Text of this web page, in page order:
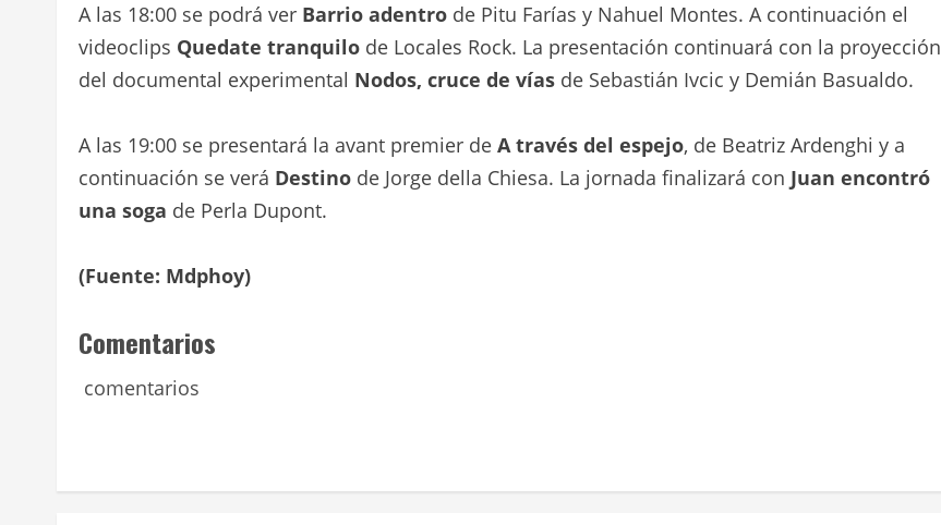
A las 18:00 se podrá ver Barrio adentro de Pitu Farías y Nahuel Montes. A continuación el
videoclips Quedate tranquilo de Locales Rock. La presentación continuará con la proyección
del documental experimental Nodos, cruce de vías de Sebastián Ivcic y Demián Basualdo.
A las 19:00 se presentará la avant premier de A través del espejo, de Beatriz Ardenghi y a
continuación se verá Destino de Jorge della Chiesa. La jornada finalizará con Juan encontró
una soga de Perla Dupont.
(Fuente: Mdphoy)
Comentarios
comentarios